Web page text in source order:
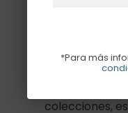
colecciones,
*Para más